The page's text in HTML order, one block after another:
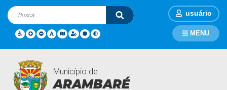
usuário
Município de
ARAMBARÉ
MENU
Eventos Página Inicial Eventos